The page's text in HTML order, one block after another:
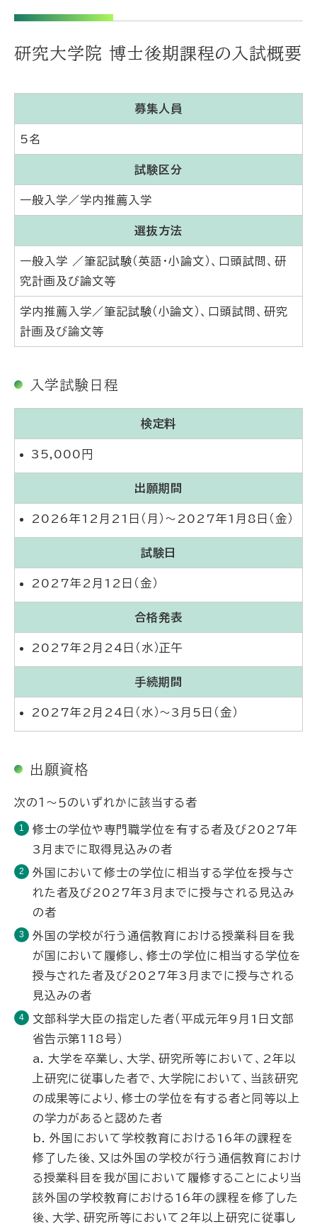
研究大学院 博士後期課程の入試概要
募集人員
5名
試験区分
一般入学／学内推薦入学
選抜方法
一般入学 ／筆記試験（英語・小論文）、口頭試問、研
究計画及び論文等
学内推薦入学／筆記試験（小論文）、口頭試問、研究
計画及び論文等
入学試験日程
検定料
35,000円
出願期間
2026年12月21日（月）～2027年1月8日（金）
試験日
2027年2月12日（金）
合格発表
2027年2月24日（水）正午
手続期間
2027年2月24日（水）～3月5日（金）
出願資格
次の１～５のいずれかに該当する者
修士の学位や専門職学位を有する者及び2027年
3月までに取得見込みの者
外国において修士の学位に相当する学位を授与さ
れた者及び2027年3月までに授与される見込み
の者
外国の学校が行う通信教育における授業科目を我
が国において履修し、修士の学位に相当する学位を
授与された者及び2027年3月までに授与される
見込みの者
文部科学大臣の指定した者（平成元年9月1日文部
省告示第118号）
a. 大学を卒業し、大学、研究所等において、2年以
上研究に従事した者で、大学院において、当該研究
の成果等により、修士の学位を有する者と同等以上
の学力があると認めた者
b. 外国において学校教育における16年の課程を
修了した後、又は外国の学校が行う通信教育におけ
る授業科目を我が国において履修することにより当
該外国の学校教育における16年の課程を修了した
後、大学、研究所等において2年以上研究に従事し